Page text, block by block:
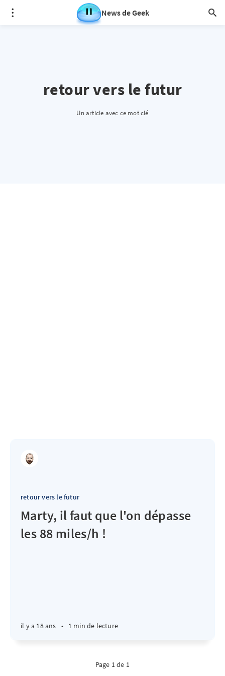
News de Geek
retour vers le futur
Un article avec ce mot clé
retour vers le futur
Marty, il faut que l'on dépasse
les 88 miles/h !
il y a 18 ans • 1 min de lecture
Page 1 de 1